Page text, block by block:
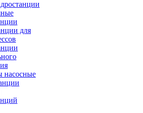
для
насосные